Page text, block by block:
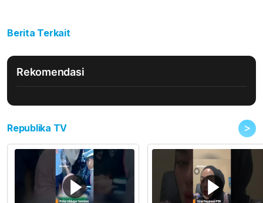
Berita Terkait
Rekomendasi
Republika TV >